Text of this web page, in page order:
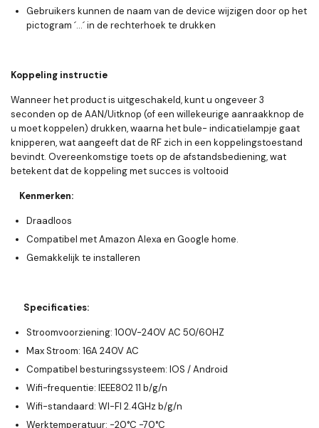
Gebruikers kunnen de naam van de device wijzigen door op het
pictogram ´…´ in de rechterhoek te drukken
Koppeling instructie
Wanneer het product is uitgeschakeld, kunt u ongeveer 3
seconden op de AAN/Uitknop (of een willekeurige aanraakknop de
u moet koppelen) drukken, waarna het bule- indicatielampje gaat
knipperen, wat aangeeft dat de RF zich in een koppelingstoestand
bevindt. Overeenkomstige toets op de afstandsbediening, wat
betekent dat de koppeling met succes is voltooid
Kenmerken:
Draadloos
Compatibel met Amazon Alexa en Google home.
Gemakkelijk te installeren
Specificaties:
Stroomvoorziening: 100V-240V AC 50/60HZ
Max Stroom: 16A 240V AC
Compatibel besturingssysteem: IOS / Android
Wifi-frequentie: IEEE802 11 b/g/n
Wifi-standaard: WI-FI 2.4GHz b/g/n
Werktemperatuur: -20°C -70°C